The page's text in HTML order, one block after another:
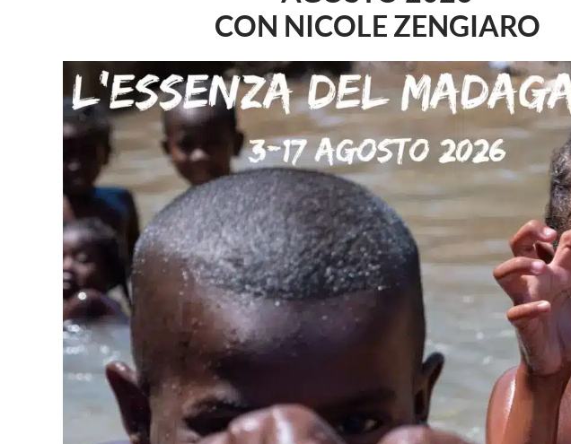
CON NICOLE ZENGIARO